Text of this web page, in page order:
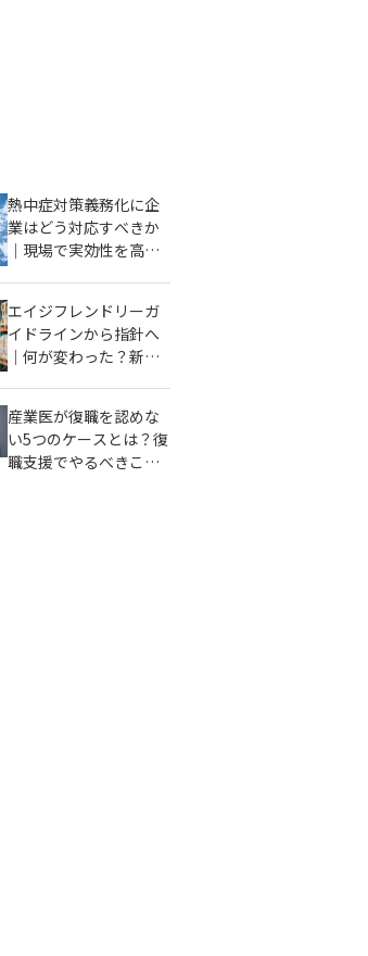
​​熱中症対策義務化に企
業はどう対応すべきか
｜現場で実効性を高め
​​エイジフレンドリーガ
イドラインから指針へ
｜何が変わった？新ル
修】
産業医が復職を認めな
い5つのケースとは？復
職支援でやるべきこと